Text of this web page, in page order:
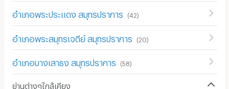
อำเภอพระประแดง สมุทรปราการ (42)
อำเภอพระสมุทรเจดีย์ สมุทรปราการ (20)
อำเภอบางเสาธง สมุทรปราการ (58)
ย่านต่างๆใกล้เคียง